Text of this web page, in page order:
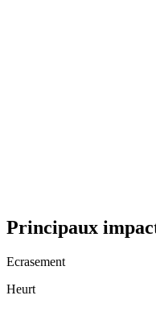
Principaux
Ecrasement
Heurt